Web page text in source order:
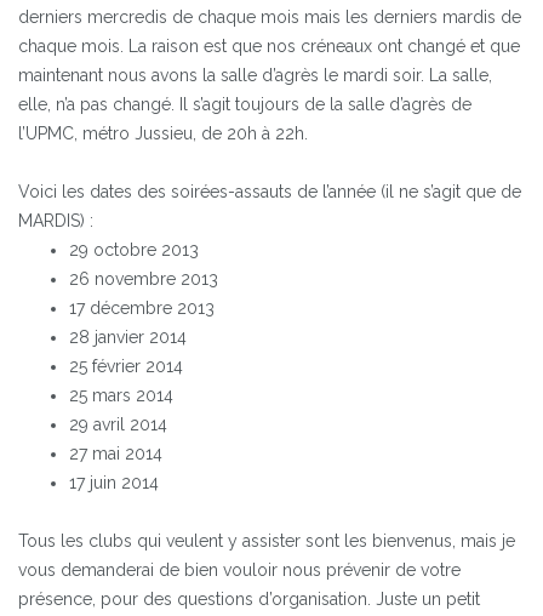
derniers mercredis de chaque mois mais les derniers mardis de
chaque mois. La raison est que nos créneaux ont changé et que
maintenant nous avons la salle d’agrès le mardi soir. La salle,
elle, n’a pas changé. Il s’agit toujours de la salle d’agrès de
l’UPMC, métro Jussieu, de 20h à 22h.
Voici les dates des soirées-assauts de l’année (il ne s’agit que de
MARDIS) :
29 octobre 2013
26 novembre 2013
17 décembre 2013
28 janvier 2014
25 février 2014
25 mars 2014
29 avril 2014
27 mai 2014
17 juin 2014
Tous les clubs qui veulent y assister sont les bienvenus, mais je
vous demanderai de bien vouloir nous prévenir de votre
présence, pour des questions d’organisation. Juste un petit